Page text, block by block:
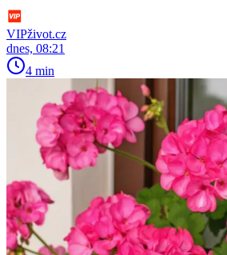
VIPživot.cz
dnes, 08:21
4 min